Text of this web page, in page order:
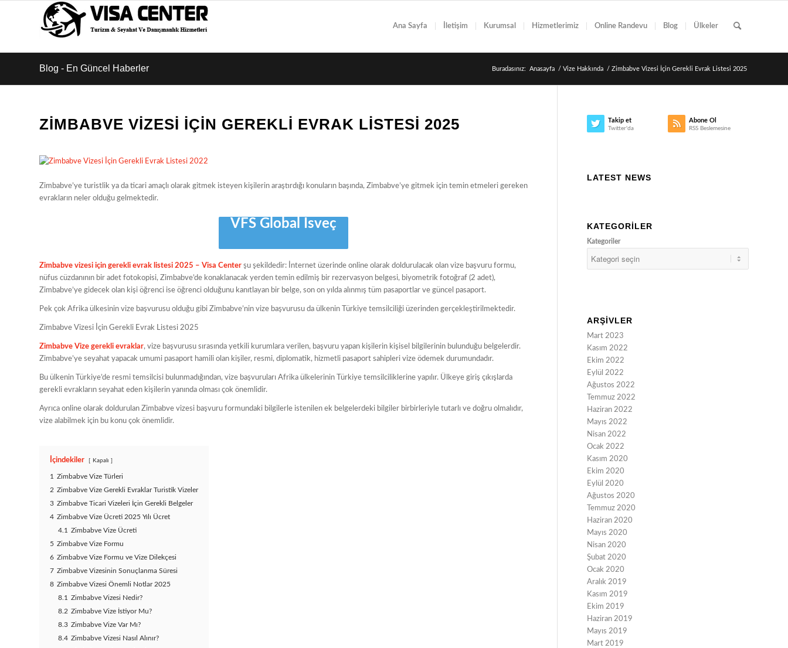
Ana Sayfa İletişim Kurumsal Hizmetlerimiz Online Randevu Blog Ülkeler
Blog - En Güncel Haberler Buradasınız: Anasayfa / Vize Hakkında / Zimbabve Vizesi İçin Gerekli Evrak Listesi 2025
ZIMBABVE VIZESI İÇIN GEREKLI EVRAK LISTESI 2025
Zimbabve’ye turistlik ya da ticari amaçlı olarak gitmek isteyen kişilerin araştırdığı konuların başında, Zimbabve’ye gitmek için temin etmeleri gereken
evrakların neler olduğu gelmektedir.
VFS Global İsveç
Zimbabve vizesi için gerekli evrak listesi 2025 – Visa Center şu şekildedir: İnternet üzerinde online olarak doldurulacak olan vize başvuru formu,
nüfus cüzdanının bir adet fotokopisi, Zimbabve’de konaklanacak yerden temin edilmiş bir rezervasyon belgesi, biyometrik fotoğraf (2 adet),
Zimbabve’ye gidecek olan kişi öğrenci ise öğrenci olduğunu kanıtlayan bir belge, son on yılda alınmış tüm pasaportlar ve güncel pasaport.
Pek çok Afrika ülkesinin vize başvurusu olduğu gibi Zimbabve’nin vize başvurusu da ülkenin Türkiye temsilciliği üzerinden gerçekleştirilmektedir.
Zimbabve Vizesi İçin Gerekli Evrak Listesi 2025
Zimbabve Vize gerekli evraklar, vize başvurusu sırasında yetkili kurumlara verilen, başvuru yapan kişilerin kişisel bilgilerinin bulunduğu belgelerdir.
Zimbabve’ye seyahat yapacak umumi pasaport hamili olan kişiler, resmi, diplomatik, hizmetli pasaport sahipleri vize ödemek durumundadır.
Bu ülkenin Türkiye’de resmi temsilcisi bulunmadığından, vize başvuruları Afrika ülkelerinin Türkiye temsilciliklerine yapılır. Ülkeye giriş çıkışlarda
gerekli evrakların seyahat eden kişilerin yanında olması çok önemlidir.
Ayrıca online olarak doldurulan Zimbabve vizesi başvuru formundaki bilgilerle istenilen ek belgelerdeki bilgiler birbirleriyle tutarlı ve doğru olmalıdır,
vize alabilmek için bu konu çok önemlidir.
İçindekiler Kapalı
1 Zimbabve Vize Türleri
2 Zimbabve Vize Gerekli Evraklar Turistik Vizeler
3 Zimbabve Ticari Vizeleri İçin Gerekli Belgeler
4 Zimbabve Vize Ücreti 2025 Yılı Ücret
4.1 Zimbabve Vize Ücreti
5 Zimbabve Vize Formu
6 Zimbabve Vize Formu ve Vize Dilekçesi
7 Zimbabve Vizesinin Sonuçlanma Süresi
8 Zimbabve Vizesi Önemli Notlar 2025
8.1 Zimbabve Vizesi Nedir?
8.2 Zimbabve Vize İstiyor Mu?
8.3 Zimbabve Vize Var Mı?
8.4 Zimbabve Vizesi Nasıl Alınır?
Takip et
Twitter'da
Abone Ol
RSS Beslemesine
LATEST NEWS
KATEGORILER
Kategoriler
ARŞIVLER
Mart 2023
Kasım 2022
Ekim 2022
Eylül 2022
Ağustos 2022
Temmuz 2022
Haziran 2022
Mayıs 2022
Nisan 2022
Ocak 2022
Kasım 2020
Ekim 2020
Eylül 2020
Ağustos 2020
Temmuz 2020
Haziran 2020
Mayıs 2020
Nisan 2020
Şubat 2020
Ocak 2020
Aralık 2019
Kasım 2019
Ekim 2019
Haziran 2019
Mayıs 2019
Mart 2019